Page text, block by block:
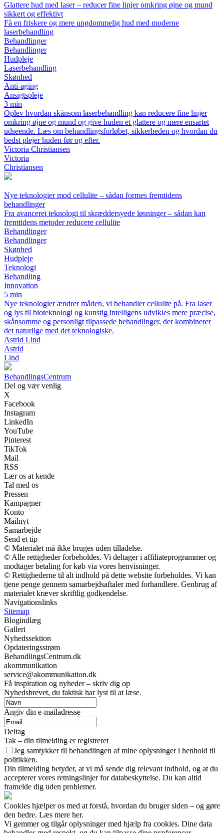
Glattere hud med laser – reducer fine linjer omkring øjne og mund
sikkert og effektivt
Få en friskere og mere ungdommelig hud med moderne
laserbehandling
Behandlinger
Behandlinger
Hudpleje
Laserbehandling
Skønhed
Anti-aging
Ansigtspleje
3 min
Oplev hvordan skånsom laserbehandling kan reducere fine linjer
omkring øjne og mund og give huden et glattere og mere ensartet
udseende. Læs om behandlingsforløbet, sikkerheden og hvordan du
bedst plejer huden før og efter.
Victoria Christiansen
Victoria
Christiansen
Nye teknologier mod cellulite – sådan formes fremtidens
behandlinger
Fra avanceret teknologi til skræddersyede løsninger – sådan kan
fremtidens metoder reducere cellulite
Behandlinger
Behandlinger
Skønhed
Hudpleje
Teknologi
Behandling
Innovation
5 min
Nye teknologier ændrer måden, vi behandler cellulite på. Fra laser
og lys til bioteknologi og kunstig intelligens udvikles mere præcise,
skånsomme og personligt tilpassede behandlinger, der kombinerer
det naturlige med det teknologiske.
Astrid Lind
Astrid
Lind
BehandlingsCentrum
Del og vær venlig
X
Facebook
Instagram
LinkedIn
YouTube
Pinterest
TikTok
Mail
RSS
Lær os at kende
Tal med os
Pressen
Kampagner
Konto
Mailnyt
Samarbejde
Send et tip
© Materialet må ikke bruges uden tilladelse.
© Alle rettigheder forbeholdes. Vi deltager i affiliateprogrammer og
modtager betaling for køb via vores henvisninger.
© Rettighederne til alt indhold på dette website forbeholdes. Vi kan
tjene penge gennem samarbejdsaftaler med forhandlere. Genbrug af
materialet kræver skriftlig godkendelse.
Navigationslinks
Sitemap
Blogindlæg
Galleri
Nyhedssektion
Opdateringsstrøm
BehandlingsCentrum.dk
akommunikation
service@akommunikation.dk
Få inspiration og nyheder – skriv dig op
Nyhedsbrevet, du faktisk har lyst til at læse.
Angiv din e-mailadresse
Deltag
Tak – din tilmelding er registreret
Jeg samtykker til behandlingen af mine oplysninger i henhold til
politikken.
Din tilmelding betyder, at vi må sende dig relevant indhold, og at du
accepterer vores retningslinjer for databeskyttelse. Du kan altid
framelde dig uden problemer.
Cookies hjælper os med at forstå, hvordan du bruger siden – og gøre
den bedre. Læs mere her.
Vi gemmer og tilgår oplysninger med hjælp fra cookies. Dine data